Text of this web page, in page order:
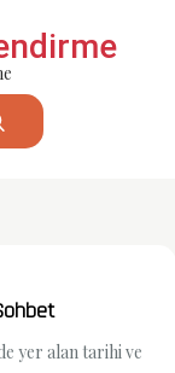
yer alan tarihi ve